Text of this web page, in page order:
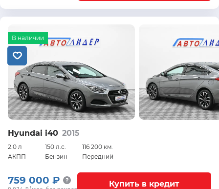
Hyundai i40 2015
2.0 л 150 л.с.
116 200 км.
АКПП
Бензин Передний
В наличии
Купить в кредит
759 000 ₽